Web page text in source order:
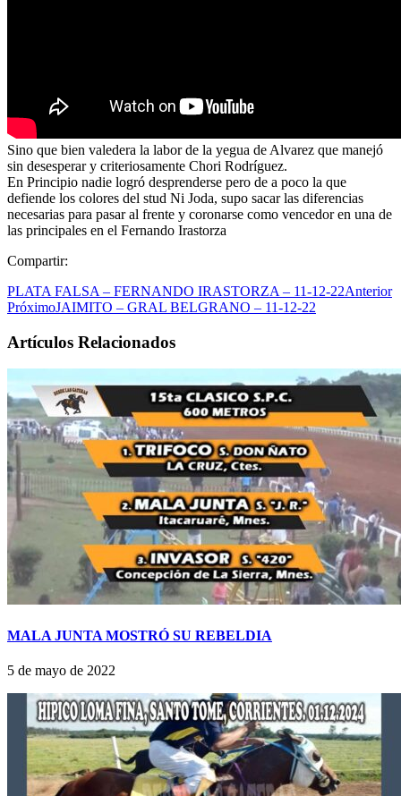
Sino que bien valedera la labor de la yegua de Alvarez que manejó
sin desesperar y criteriosamente Chori Rodríguez.
En Principio nadie logró desprenderse pero de a poco la que
defiende los colores del stud Ni Joda, supo sacar las diferencias
necesarias para pasar al frente y coronarse como vencedor en una de
las principales en el Fernando Irastorza
Compartir:
PLATA FALSA – FERNANDO IRASTORZA – 11-12-22Anterior
PróximoJAIMITO – GRAL BELGRANO – 11-12-22
Artículos Relacionados
MALA JUNTA MOSTRÓ SU REBELDIA
5 de mayo de 2022